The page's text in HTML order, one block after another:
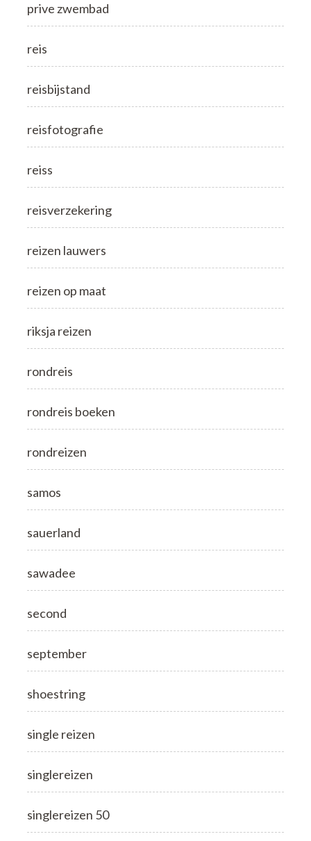
prive zwembad
reis
reisbijstand
reisfotografie
reiss
reisverzekering
reizen lauwers
reizen op maat
riksja reizen
rondreis
rondreis boeken
rondreizen
samos
sauerland
sawadee
second
september
shoestring
single reizen
singlereizen
singlereizen 50